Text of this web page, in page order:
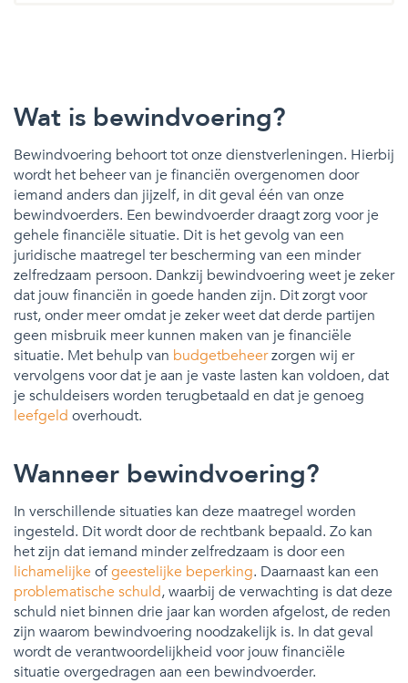
Wat is bewindvoering?
Bewindvoering behoort tot onze dienstverleningen. Hierbij
wordt het beheer van je financiën overgenomen door
iemand anders dan jijzelf, in dit geval één van onze
bewindvoerders. Een bewindvoerder draagt zorg voor je
gehele financiële situatie. Dit is het gevolg van een
juridische maatregel ter bescherming van een minder
zelfredzaam persoon. Dankzij bewindvoering weet je zeker
dat jouw financiën in goede handen zijn. Dit zorgt voor
rust, onder meer omdat je zeker weet dat derde partijen
geen misbruik meer kunnen maken van je financiële
situatie. Met behulp van budgetbeheerzorgen wij er
vervolgens voor dat je aan je vaste lasten kan voldoen, dat
je schuldeisers worden terugbetaald en dat je genoeg
leefgeld overhoudt.
Wanneer bewindvoering?
In verschillende situaties kan deze maatregel worden
ingesteld. Dit wordt door de rechtbank bepaald. Zo kan
het zijn dat iemand minder zelfredzaam is door een
lichamelijke ofgeestelijke beperking. Daarnaast kan een
problematische schuld, waarbij de verwachting is dat deze
schuld niet binnen drie jaar kan worden afgelost, de reden
zijn waarom bewindvoering noodzakelijk is. In dat geval
wordt de verantwoordelijkheid voor jouw financiële
situatie overgedragen aan een bewindvoerder.